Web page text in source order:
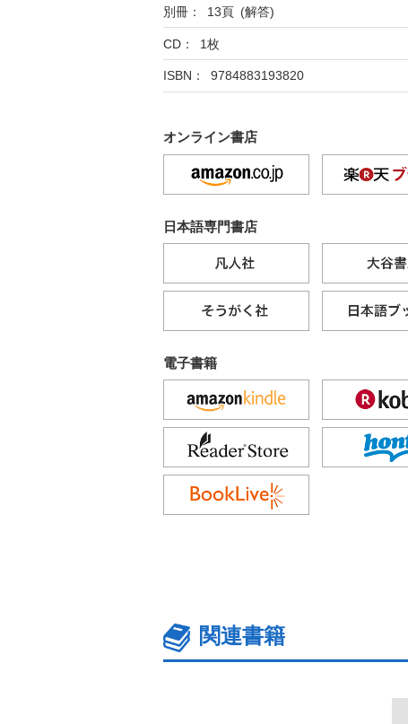
別冊： 13頁 (解答)
CD： 1枚
ISBN： 9784883193820
オンライン書店
日本語専門書店
電子書籍
関連書籍